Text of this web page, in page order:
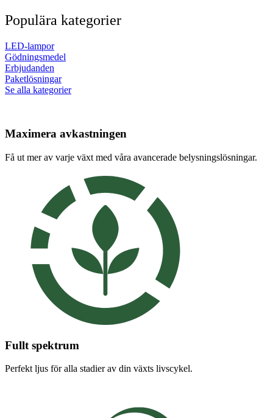
Populära kategorier
LED-lampor
Gödningsmedel
Erbjudanden
Paketlösningar
Se alla kategorier
Maximera avkastningen
Få ut mer av varje växt med våra avancerade belysningslösningar.
Fullt spektrum
Perfekt ljus för alla stadier av din växts livscykel.